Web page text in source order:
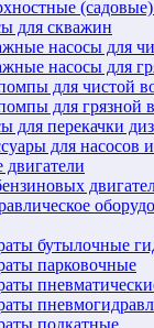
для скважин
насосы для
насосы для
для чистой
для грязной
для перекачки
для насосов
бутылочные
парковочные
подкатные